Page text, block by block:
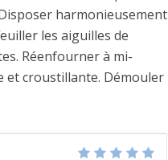
harmonieusement
les aiguilles de
Réenfourner à mi-
et croustillante. Démouler